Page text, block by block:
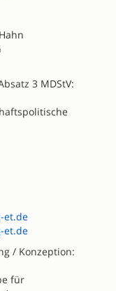
3 MDStV:
et.de
et.de
/ Konzeption:
für